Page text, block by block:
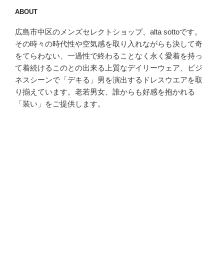
ラ
ン
ド)”
の
ABOUT
広島市中区のメンズセレクトショップ、alta sottoです。
その時々の時代性や空気感を取り入れながらも決して奇
をてらわない、一過性で終わることなく永く愛着を持っ
て着続けるこのとの出来る上質なデイリーウェア、ビジ
ネスシーンで「デキる」男を演出するドレスウエアを取
り揃えています。老若男女、誰からも好感を抱かれる
「装い」をご提供します。